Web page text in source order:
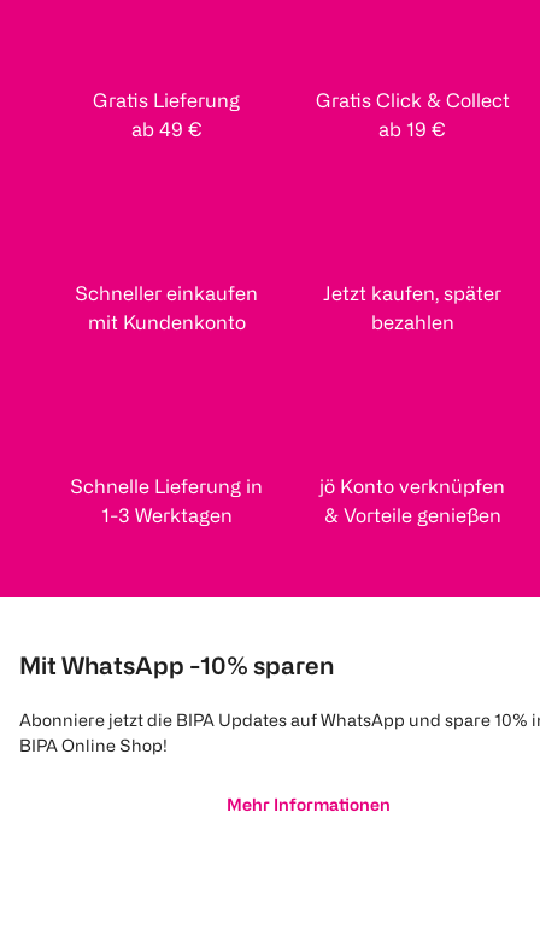
Gratis Lieferung
ab 49 €
Gratis Click & Collect
ab 19 €
Schneller einkaufen
mit Kundenkonto
Jetzt kaufen, später
bezahlen
Schnelle Lieferung in
1-3 Werktagen
jö Konto verknüpfen
& Vorteile genießen
Mit WhatsApp -10% sparen
Abonniere jetzt die BIPA Updates auf WhatsApp und spare 10%
BIPA Online Shop!
Mehr Informationen